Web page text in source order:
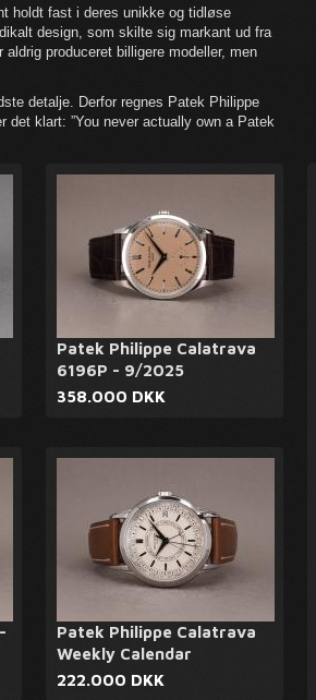
holdt fast i deres unikke og tidløse
design, som skilte sig markant ud fra
produceret billigere modeller, men
detalje. Derfor regnes Patek Philippe
det klart: ”You never actually own a Patek
Patek Philippe Calatrava
6196P - 9/2025
358.000 DKK
Patek Philippe Calatrava
Weekly Calendar
222.000 DKK